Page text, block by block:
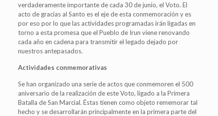
verdaderamente importante de cada 30 de junio, el Voto. El
acto de gracias al Santo es el eje de esta conmemoración y es
por eso por lo que las actividades programadas irán ligadas en
torno a esta promesa que el Pueblo de Irun viene renovando
cada año en cadena para transmitir el legado dejado por
nuestros antepasados.
Actividades conmemorativas
Se han organizado una serie de actos que conmemoren el 500
aniversario de la realización de este Voto, ligado a la Primera
Batalla de San Marcial. Éstas tienen como objeto rememorar tal
hecho y se desarrollarán principalmente en la primera parte del